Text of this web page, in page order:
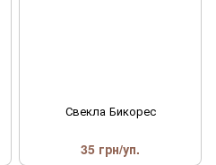
Свекла Бикорес
35 грн/уп.